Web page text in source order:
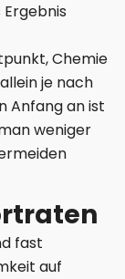
Chemie
je nach
Anfang an ist
weniger
fast
auf